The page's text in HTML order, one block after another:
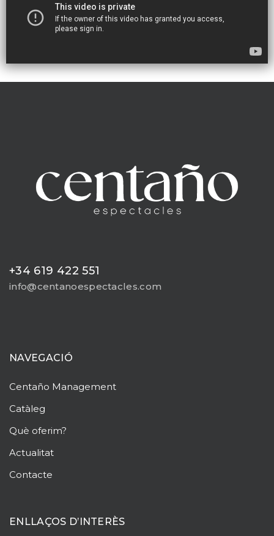
+34 619 422 551
info@centanoespectacles.com
NAVEGACIÓ
Centaño Management
Catàleg
Què oferim?
Actualitat
Contacte
ENLLAÇOS D’INTERÈS